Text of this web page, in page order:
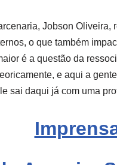
Jobson Oliveira,
o que também
é a questão da
e aqui a
sai daqui já com uma